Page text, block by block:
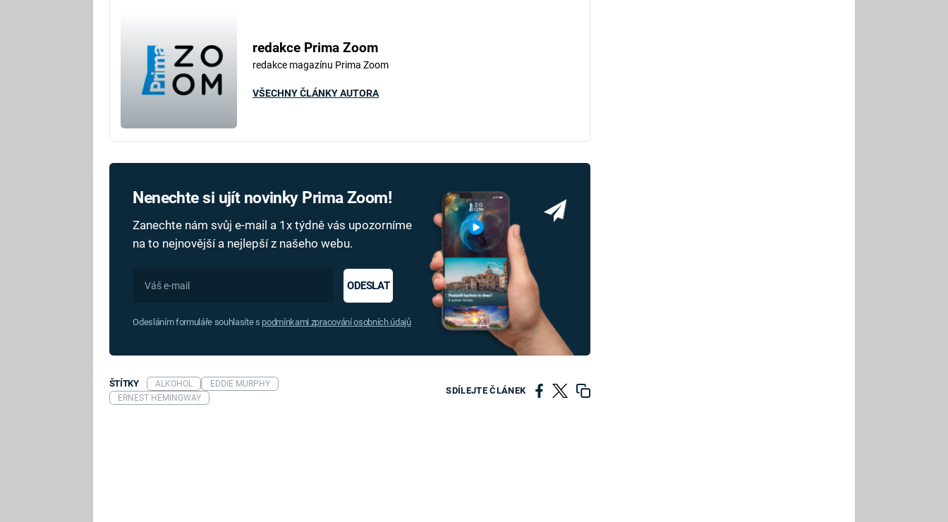
redakce Prima Zoom
redakce magazínu Prima Zoom
VŠECHNY ČLÁNKY AUTORA
Nenechte si ujít novinky Prima Zoom!
Zanechte nám svůj e-mail a 1x týdně vás upozorníme
na to nejnovější a nejlepší z našeho webu.
ODESLAT
Odesláním formuláře souhlasíte s podmínkami zpracování osobních údajů
SDÍLEJTE ČLÁNEK
ŠTÍTKY ALKOHOL
EDDIE MURPHY
ERNEST HEMINGWAY